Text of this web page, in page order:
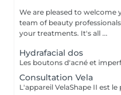
We are pleased to welcome
team of beauty
your treatments. It's all ...
Hydrafacial dos
Consultation Vela